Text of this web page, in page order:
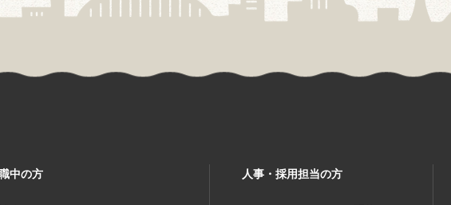
中の方 人事・採用担当の方